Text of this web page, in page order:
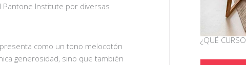
Pantone Institute por diversas
como un tono melocotón
generosidad, sino que también
¿QUÉ